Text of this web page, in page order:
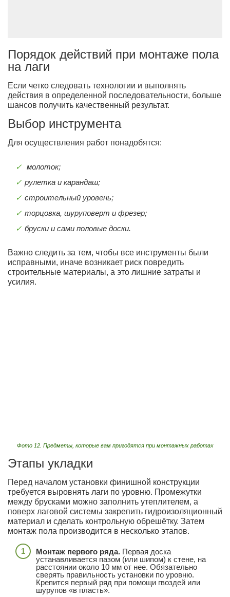
Порядок действий при монтаже пола
на лаги
Если четко следовать технологии и выполнять
действия в определенной последовательности, больше
шансов получить качественный результат.
Выбор инструмента
Для осуществления работ понадобятся:
молоток;
рулетка и карандаш;
строительный уровень;
торцовка, шуруповерт и фрезер;
бруски и сами половые доски.
Важно следить за тем, чтобы все инструменты были
исправными, иначе возникает риск повредить
строительные материалы, а это лишние затраты и
усилия.
Фото 12. Предметы, которые вам пригодятся при монтажных работах
Этапы укладки
Перед началом установки финишной конструкции
требуется выровнять лаги по уровню. Промежутки
между брусками можно заполнить утеплителем, а
поверх лаговой системы закрепить гидроизоляционный
материал и сделать контрольную обрешётку. Затем
монтаж пола производится в несколько этапов.
Монтаж первого ряда. Первая доска
устанавливается пазом (или шипом) к стене, на
расстоянии около 10 мм от нее. Обязательно
сверять правильность установки по уровню.
Крепится первый ряд при помощи гвоздей или
шурупов «в пласть».